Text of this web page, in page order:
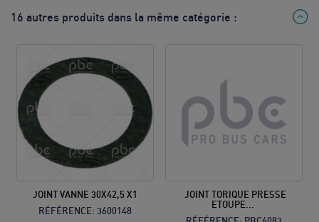
16 autres produits dans la même catégorie :
JOINT VANNE 30X42,5 X1
RÉFÉRENCE: 3600148
JOINT TORIQUE PRESSE
ETOUPE...